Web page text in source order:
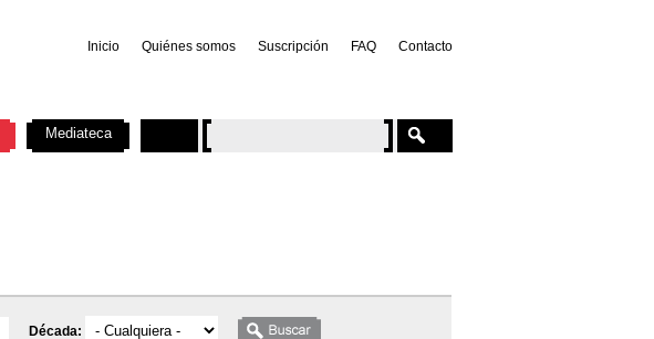
Inicio Quiénes somos Suscripción FAQ Contacto
Década:
Mediateca